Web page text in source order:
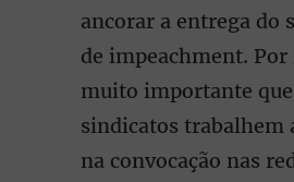
ancorar a entrega do
de impeachment. Por
muito importante
sindicatos trabalhem
na convocação nas